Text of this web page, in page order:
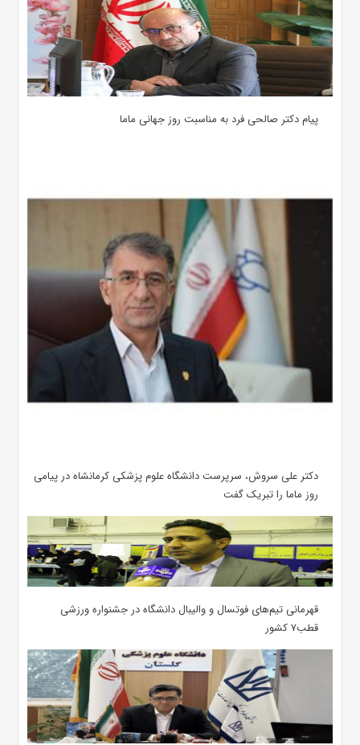
پیام دکتر صالحی فرد به مناسبت روز جهانی ماما
دکتر علی سروش، سرپرست دانشگاه علوم پزشکی کرمانشاه در پیامی
روز ماما را تبریک گفت
قهرمانی تیم‌های فوتسال و والیبال دانشگاه در جشنواره ورزشی
قطب۷ کشور